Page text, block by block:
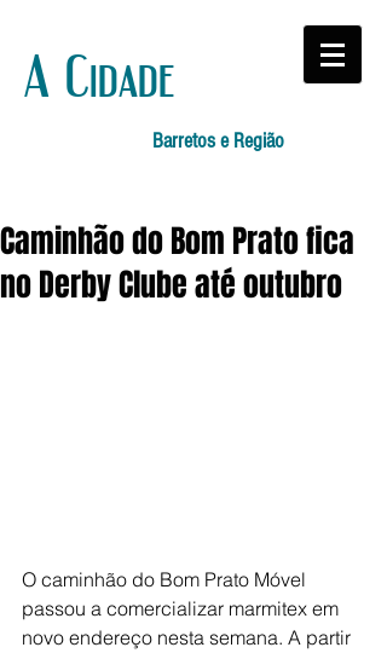
A Cidade
Barretos e Região
Caminhão do Bom Prato fica
no Derby Clube até outubro
O caminhão do Bom Prato Móvel
passou a comercializar marmitex em
novo endereço nesta semana. A partir